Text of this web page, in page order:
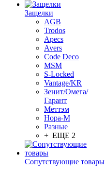
Защелки
AGB
Trodos
Apecs
Avers
Code Deco
MSM
S-Locked
Vantage/KR
Зенит/Омега/
Гарант
Меттэм
Нора-М
Разные
+ ЕЩЕ 2
Сопутствующие товары